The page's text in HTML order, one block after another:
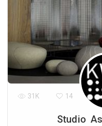
Studio
31K 14